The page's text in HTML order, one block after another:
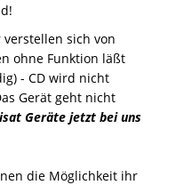
verstellen sich von
ohne Funktion läßt
- CD wird nicht
Gerät geht nicht
Geräte jetzt bei uns
die Möglichkeit ihr